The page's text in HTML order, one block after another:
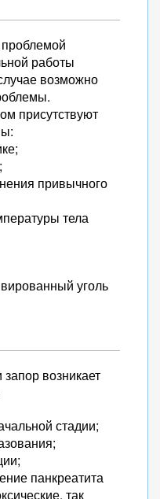
работы
возможно
присутствуют
привычного
тела
уголь
возникает
стадии;
панкреатита
так